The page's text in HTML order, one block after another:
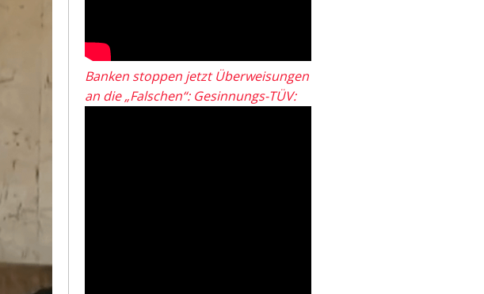
Banken stoppen jetzt Überweisungen
an die „Falschen“: Gesinnungs-TÜV: